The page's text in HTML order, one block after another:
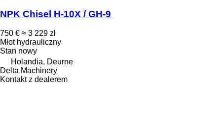
NPK Chisel H-10X / GH-9
750 € ≈ 3 229 zł
Młot hydrauliczny
Stan nowy
Holandia, Deurne
Delta Machinery
Kontakt z dealerem